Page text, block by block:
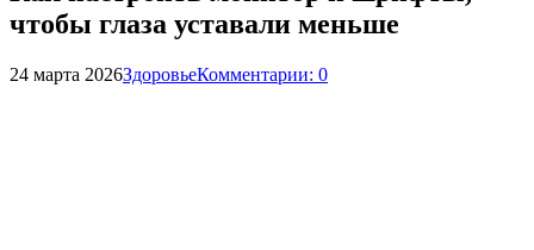
чтобы глаза уставали меньше
24 марта 2026ЗдоровьеКомментарии: 0